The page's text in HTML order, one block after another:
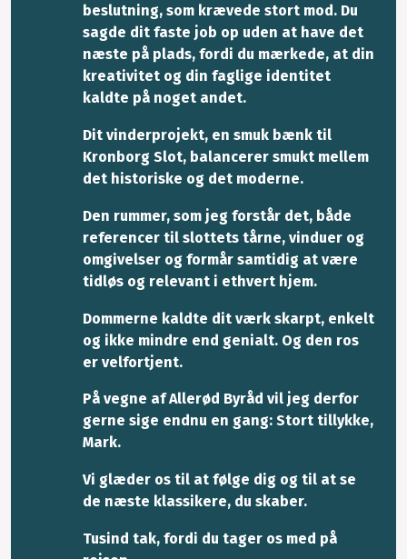
beslutning, som krævede stort mod. Du
sagde dit faste job op uden at have det
næste på plads, fordi du mærkede, at din
kreativitet og din faglige identitet
kaldte på noget andet.
Dit vinderprojekt, en smuk bænk til
Kronborg Slot, balancerer smukt mellem
det historiske og det moderne.
Den rummer, som jeg forstår det, både
referencer til slottets tårne, vinduer og
omgivelser og formår samtidig at være
tidløs og relevant i ethvert hjem.
Dommerne kaldte dit værk skarpt, enkelt
og ikke mindre end genialt. Og den ros
er velfortjent.
På vegne af Allerød Byråd vil jeg derfor
gerne sige endnu en gang: Stort tillykke,
Mark.
Vi glæder os til at følge dig og til at se
de næste klassikere, du skaber.
Tusind tak, fordi du tager os med på